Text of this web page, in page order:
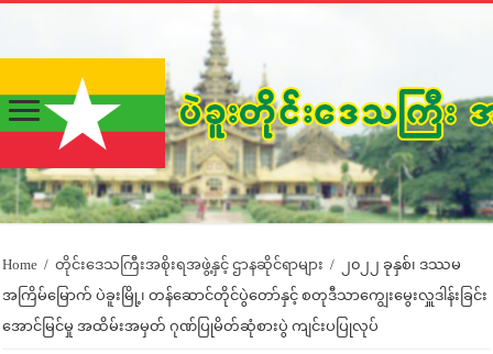
Home / တိုင်းဒေသကြီးအစိုးရအဖွဲ့နှင့် ဌာနဆိုင်ရာများ /
၂၀၂၂ ခုနှစ်၊ ဒဿမ
အကြိမ်မြောက် ပဲခူးမြို့၊ တန်ဆောင်တိုင်ပွဲတော်နှင့် စတုဒီသာကျွေးမွေးလှူဒါန်းခြင်း
အောင်မြင်မှု အထိမ်းအမှတ် ဂုဏ်ပြုမိတ်ဆုံစားပွဲ ကျင်းပပြုလုပ်